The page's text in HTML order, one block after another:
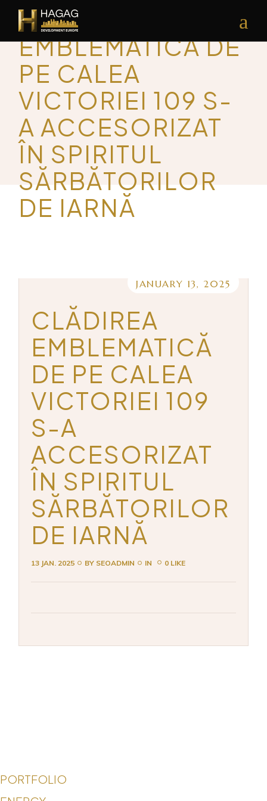
CLĂDIREA
EMBLEMATICĂ DE
PE CALEA
VICTORIEI 109 S-
A ACCESORIZAT
ÎN SPIRITUL
SĂRBĂTORILOR
DE IARNĂ
JANUARY 13, 2025
CLĂDIREA
EMBLEMATICĂ
DE PE CALEA
VICTORIEI 109
S-A
ACCESORIZAT
ÎN SPIRITUL
SĂRBĂTORILOR
DE IARNĂ
13 JAN. 2025 BY SEOADMIN IN 0 LIKE
PORTFOLIO